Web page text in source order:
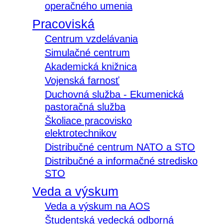
operačného umenia
Pracoviská
Centrum vzdelávania
Simulačné centrum
Akademická knižnica
Vojenská farnosť
Duchovná služba - Ekumenická
pastoračná služba
Školiace pracovisko
elektrotechnikov
Distribučné centrum NATO a STO
Distribučné a informačné stredisko
STO
Veda a výskum
Veda a výskum na AOS
Študentská vedecká odborná